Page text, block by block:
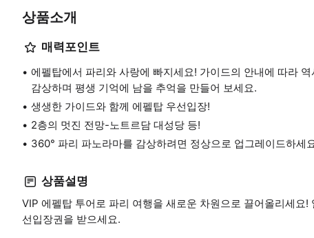
상품소개
매력포인트
에펠탑에서 파리와 사랑에 빠지세요! 가이드의 안내에 따라
감상하며 평생 기억에 남을 추억을 만들어 보세요.
생생한 가이드와 함께 에펠탑 우선입장!
2층의 멋진 전망-노트르담 대성당 등!
360° 파리 파노라마를 감상하려면 정상으로 업그레이드하세
상품설명
VIP 에펠탑 투어로 파리 여행을 새로운 차원으로 끌어올리세요
선입장권을 받으세요.